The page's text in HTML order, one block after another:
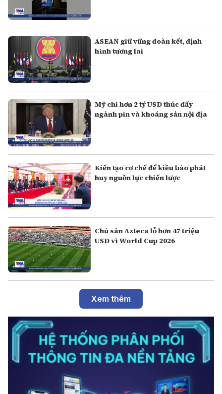
ASEAN giữ vững đoàn kết, định
hình tương lai
Mỹ chi hơn 2 tỷ USD thúc đẩy
ngành pin và khoáng sản nội địa
Kiến tạo cơ chế để kiều bào phát
huy nguồn lực chiến lược
Chủ sân Azteca lỗ hơn 47 triệu
USD vì World Cup 2026
Xem thêm